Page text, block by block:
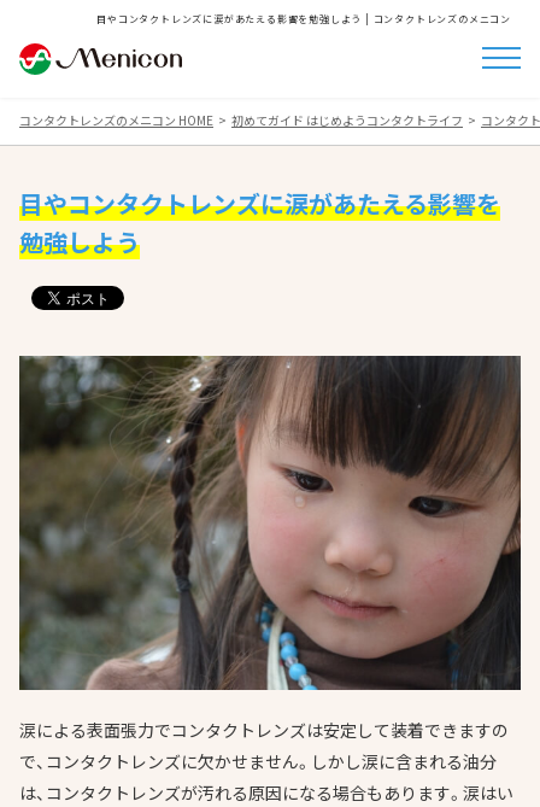
目やコンタクトレンズに涙があたえる影響を勉強しよう | コンタクトレンズのメニコン
コンタクトレンズのメニコン HOME 初めてガイド はじめようコンタクトライフ コンタク
目やコンタクトレンズに涙があたえる影響を
勉強しよう
涙による表面張力でコンタクトレンズは安定して装着できますの
で、コンタクトレンズに欠かせません。しかし涙に含まれる油分
は、コンタクトレンズが汚れる原因になる場合もあります。涙はい